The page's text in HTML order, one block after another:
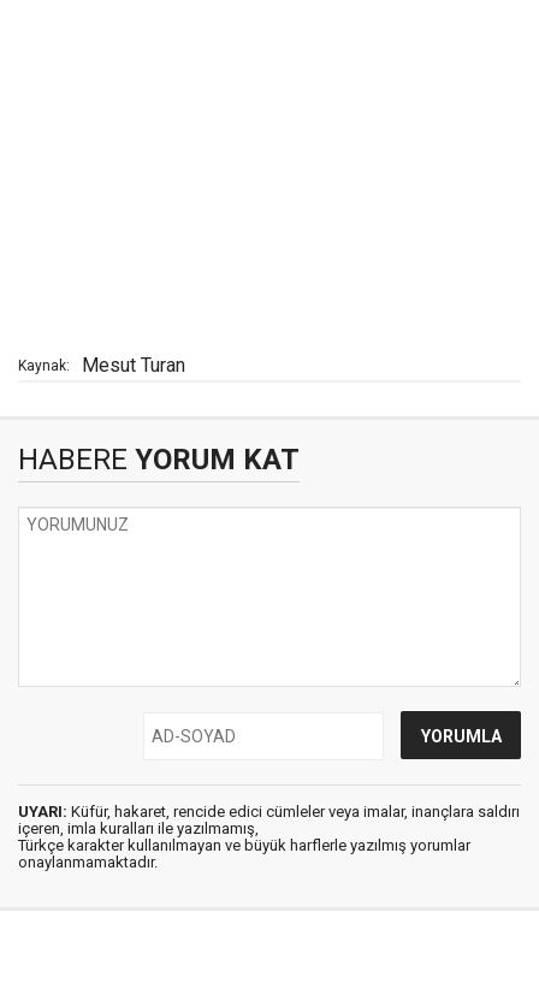
Kaynak: Mesut Turan
HABERE YORUM KAT
UYARI: Küfür, hakaret, rencide edici cümleler veya imalar, inançlara saldırı
içeren, imla kuralları ile yazılmamış,
Türkçe karakter kullanılmayan ve büyük harflerle yazılmış yorumlar
onaylanmamaktadır.